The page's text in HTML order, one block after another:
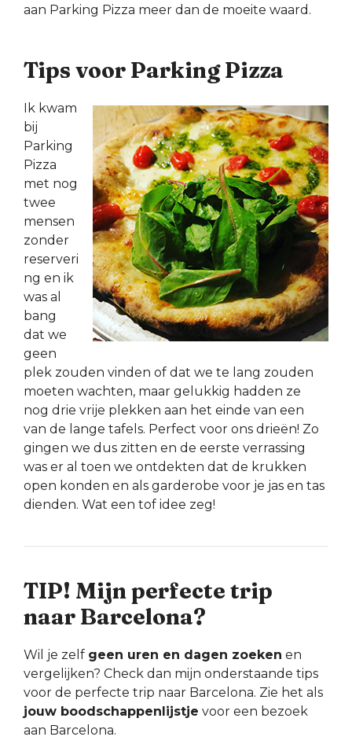
aan Parking Pizza meer dan de moeite waard.
Tips voor Parking Pizza
Ik kwam
bij
Parking
Pizza
met nog
twee
mensen
zonder
reserveri
ng en ik
was al
bang
dat we
geen
plek zouden vinden of dat we te lang zouden
moeten wachten, maar gelukkig hadden ze
nog drie vrije plekken aan het einde van een
van de lange tafels. Perfect voor ons drieën! Zo
gingen we dus zitten en de eerste verrassing
was er al toen we ontdekten dat de krukken
open konden en als garderobe voor je jas en tas
dienden. Wat een tof idee zeg!
TIP! Mijn perfecte trip
naar Barcelona?
Wil je zelf geen uren en dagen zoeken en
vergelijken? Check dan mijn onderstaande tips
voor de perfecte trip naar Barcelona. Zie het als
jouw boodschappenlijstje voor een bezoek
aan Barcelona.